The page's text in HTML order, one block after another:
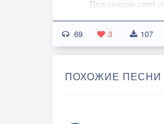
Под снегом спят
69 3 107
ПОХОЖИЕ ПЕСНИ